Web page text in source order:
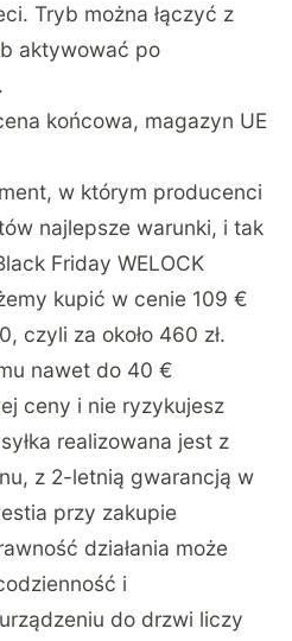
Tryb można łączyć z
aktywować po
końcowa, magazyn UE
w którym producenci
najlepsze warunki, i tak
Friday WELOCK
kupić w cenie 109 €
czyli za około 460 zł.
nawet do 40 €
ceny i nie ryzykujesz
realizowana jest z
z 2-letnią gwarancją w
przy zakupie
działania może
i
do drzwi liczy